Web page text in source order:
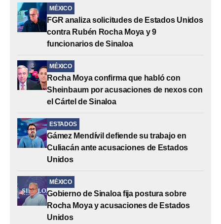
MÉXICO
FGR analiza solicitudes de Estados Unidos
contra Rubén Rocha Moya y 9
funcionarios de Sinaloa
MÉXICO
Rocha Moya confirma que habló con
Sheinbaum por acusaciones de nexos con
el Cártel de Sinaloa
ESTADOS
Gámez Mendívil defiende su trabajo en
Culiacán ante acusaciones de Estados
Unidos
MÉXICO
Gobierno de Sinaloa fija postura sobre
Rocha Moya y acusaciones de Estados
Unidos